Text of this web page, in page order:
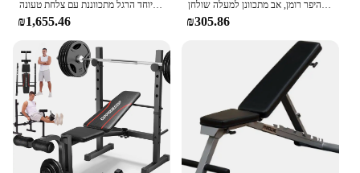
₪1,655.46 ₪305.86